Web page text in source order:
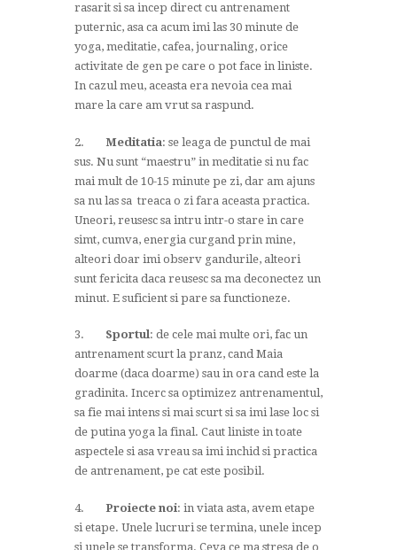
rasarit si sa incep direct cu antrenament
puternic, asa ca acum imi las 30 minute de
yoga, meditatie, cafea, journaling, orice
activitate de gen pe care o pot face in liniste.
In cazul meu, aceasta era nevoia cea mai
mare la care am vrut sa raspund.
2. Meditatia: se leaga de punctul de mai
sus. Nu sunt “maestru” in meditatie si nu fac
mai mult de 10-15 minute pe zi, dar am ajuns
sa nu las sa treaca o zi fara aceasta practica.
Uneori, reusesc sa intru intr-o stare in care
simt, cumva, energia curgand prin mine,
alteori doar imi observ gandurile, alteori
sunt fericita daca reusesc sa ma deconectez un
minut. E suficient si pare sa functioneze.
3. Sportul: de cele mai multe ori, fac un
antrenament scurt la pranz, cand Maia
doarme (daca doarme) sau in ora cand este la
gradinita. Incerc sa optimizez antrenamentul,
sa fie mai intens si mai scurt si sa imi lase loc si
de putina yoga la final. Caut liniste in toate
aspectele si asa vreau sa imi inchid si practica
de antrenament, pe cat este posibil.
4. Proiecte noi: in viata asta, avem etape
si etape. Unele lucruri se termina, unele incep
si unele se transforma. Ceva ce ma stresa de o